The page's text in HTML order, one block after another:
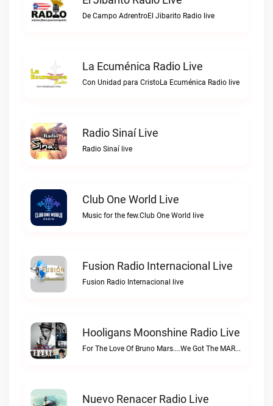
De Campo AdrentroEl Jibarito Radio live
La Ecuménica Radio Live
Con Unidad para CristoLa Ecuménica Radio live
Radio Sinaí Live
Radio Sinaí live
Club One World Live
Music for the few.Club One World live
Fusion Radio Internacional Live
Fusion Radio Internacional live
Hooligans Moonshine Radio Live
For The Love Of Bruno Mars....We Got The MARS....SARSHooligans Moonshine Radio live
Nuevo Renacer Radio Live